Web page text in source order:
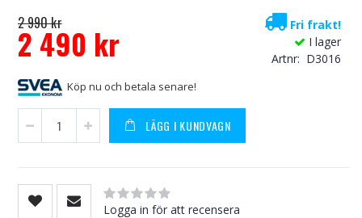
2 990 kr
Special
2 490 kr
Fri frakt!
I lager
Artnr
D3016
Köp nu och betala senare!
LÄGG I KUNDVAGN
Rating:
0% of100
Logga in för att recensera